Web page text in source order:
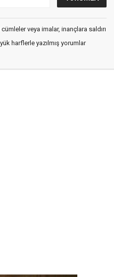
veya imalar, inançlara saldırı
harflerle yazılmış yorumlar